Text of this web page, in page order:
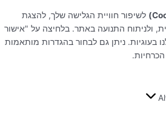
לשיפור חוויית הגלישה שלך, להצגת
ולניתוח התנועה באתר. בלחיצה על "אישור
בעוגיות. ניתן גם לבחור בהגדרות מותאמות